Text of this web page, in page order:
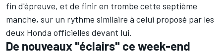
fin d'épreuve, et de finir en trombe cette septième
manche, sur un rythme similaire à celui proposé par les
deux Honda officielles devant lui.
De nouveaux "éclairs" ce week-end